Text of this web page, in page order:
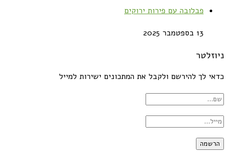
פבלובה עם פירות ירוקים
13 בספטמבר 2025
ניוזלטר
כדאי לך להירשם ולקבל את המתכונים ישירות למייל